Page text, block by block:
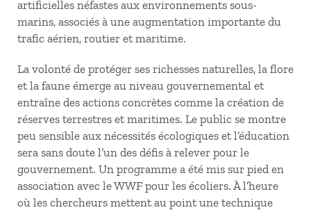
artificielles néfastes aux environnements sous-
marins, associés à une augmentation importante du
trafic aérien, routier et maritime.
La volonté de protéger ses richesses naturelles, la flore
et la faune émerge au niveau gouvernemental et
entraîne des actions concrètes comme la création de
réserves terrestres et maritimes. Le public se montre
peu sensible aux nécessités écologiques et l’éducation
sera sans doute l’un des défis à relever pour le
gouvernement. Un programme a été mis sur pied en
association avec le WWF pour les écoliers. À l’heure
où les chercheurs mettent au point une technique